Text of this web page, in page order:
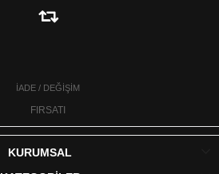
İADE / DEĞİŞİM
FIRSATI
KURUMSAL